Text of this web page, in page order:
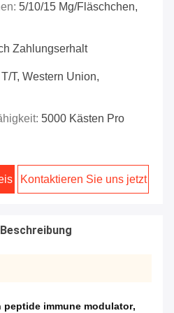
5/10/15 Mg/Fläschchen,
Zahlungserhalt
T/T, Western Union,
5000 Kästen Pro
Kontaktieren Sie uns jetzt
Beschreibung
peptide immune modulator,